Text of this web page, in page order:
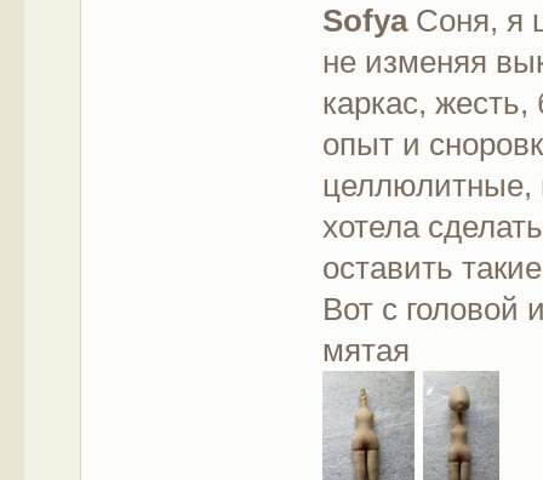
SofyaСоня, я
не изменяя
каркас,
опыт и
целлюлитные,
хотела
оставить
Вот с
мятая